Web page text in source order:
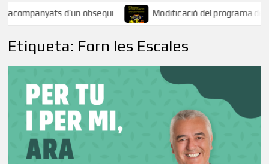
d’un obsequi Modificació del programa de la
Etiqueta: Forn les Escales